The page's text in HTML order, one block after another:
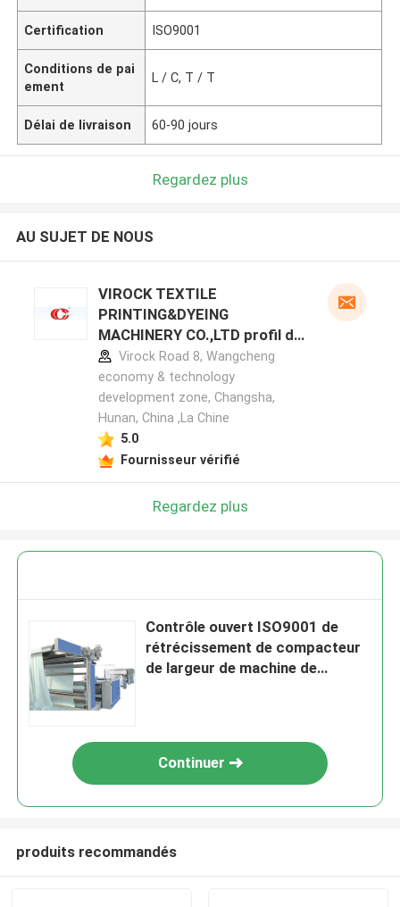
Certification ISO9001
Conditions de pai
ement
L / C, T / T
Délai de livraison 60-90 jours
Regardez plus
AU SUJET DE NOUS
VIROCK TEXTILE
PRINTING&DYEING
MACHINERY CO.,LTD profil du
fabricant
Virock Road 8, Wangcheng
economy & technology
development zone, Changsha,
Hunan, China ,La Chine
5.0
Fournisseur vérifié
Regardez plus
Contrôle ouvert ISO9001 de
rétrécissement de compacteur
de largeur de machine de
Continuer
produits recommandés